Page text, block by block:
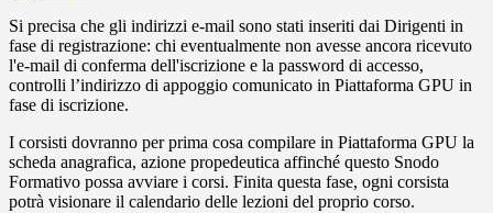
Si precisa che gli indirizzi e-mail sono stati inseriti dai Dirigenti in
fase di registrazione: chi eventualmente non avesse ancora ricevuto
l'e-mail di conferma dell'iscrizione e la password di accesso,
controlli l’indirizzo di appoggio comunicato in Piattaforma GPU in
fase di iscrizione.
I corsisti dovranno per prima cosa compilare in Piattaforma GPU la
scheda anagrafica, azione propedeutica affinché questo Snodo
Formativo possa avviare i corsi. Finita questa fase, ogni corsista
potrà visionare il calendario delle lezioni del proprio corso.